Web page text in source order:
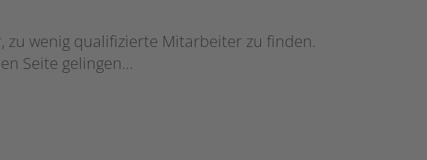
wenig qualifizierte Mitarbeiter zu finden.
Seite gelingen…